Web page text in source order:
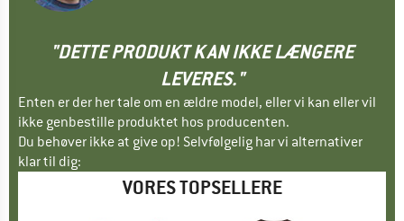
"DETTE PRODUKT KAN IKKE LÆNGERE
LEVERES."
Enten er der her tale om en ældre model, eller vi kan eller vil
ikke genbestille produktet hos producenten.
Du behøver ikke at give op! Selvfølgelig har vi alternativer
klar til dig:
VORES TOPSELLERE